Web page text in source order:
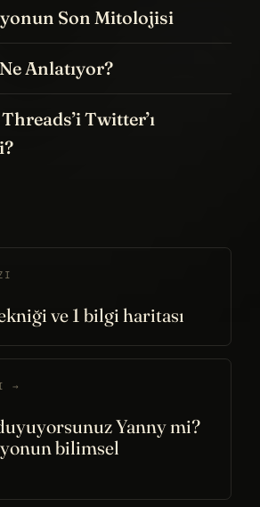
Son Mitolojisi
Anlatıyor?
Twitter’ı
ve 1 bilgi haritası
→
Yanny mi?
bilimsel